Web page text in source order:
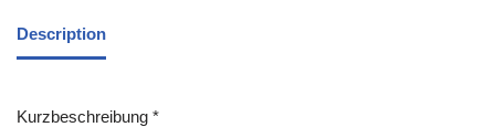
Description
Kurzbeschreibung *